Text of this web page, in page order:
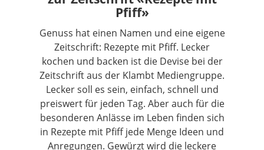
Pfiff»
Genuss hat einen Namen und eine eigene
Zeitschrift: Rezepte mit Pfiff. Lecker
kochen und backen ist die Devise bei der
Zeitschrift aus der Klambt Mediengruppe.
Lecker soll es sein, einfach, schnell und
preiswert für jeden Tag. Aber auch für die
besonderen Anlässe im Leben finden sich
in Rezepte mit Pfiff jede Menge Ideen und
Anregungen. Gewürzt wird die leckere